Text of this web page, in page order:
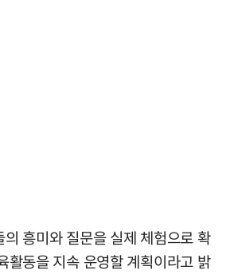
흥미와 질문을 실제 체험으로 확
활동을 지속 운영할 계획이라고 밝